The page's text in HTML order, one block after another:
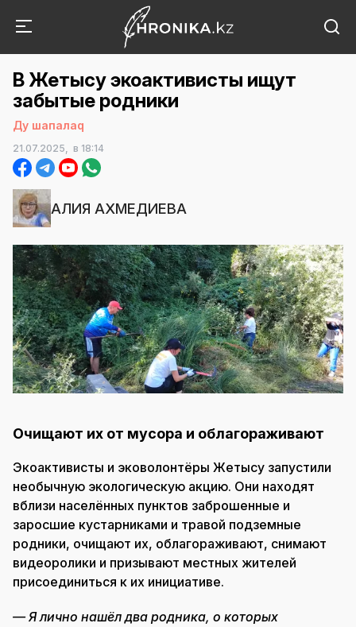
В Жетысу экоактивисты ищут
забытые родники
Ду шапалаq
21.07.2025, в 18:14
АЛИЯ АХМЕДИЕВА
Очищают их от мусора и облагораживают
Экоактивисты и эковолонтёры Жетысу запустили
необычную экологическую акцию. Они находят
вблизи населённых пунктов заброшенные и
заросшие кустарниками и травой подземные
родники, очищают их, облагораживают, снимают
видеоролики и призывают местных жителей
присоединиться к их инициативе.
— Я лично нашёл два родника, о которых